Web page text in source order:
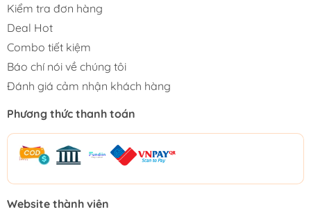
Kiểm tra đơn hàng
Deal Hot
Combo tiết kiệm
Báo chí nói về chúng tôi
Đánh giá cảm nhận khách hàng
Phương thức thanh toán
Website thành viên